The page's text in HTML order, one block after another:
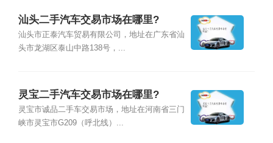
汕头二手汽车交易市场在哪里?
汕头市正泰汽车贸易有限公司，地址在广东省汕
头市龙湖区泰山中路138号，...
灵宝二手汽车交易市场在哪里?
灵宝市诚品二手车交易市场，地址在河南省三门
峡市灵宝市G209（呼北线）...